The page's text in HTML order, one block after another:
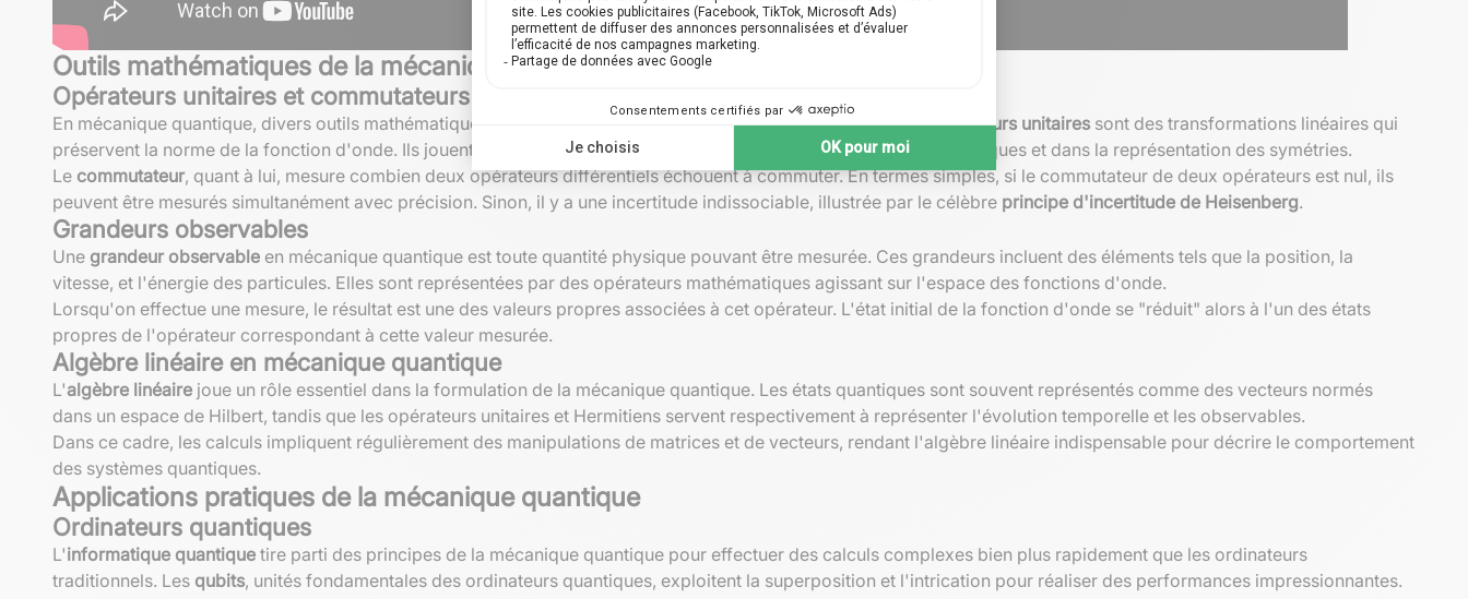
Outils mathématiques de la mécanique quantique
Opérateurs unitaires et commutateurs
En mécanique quantique, divers outils mathématiques sont utilisés pour manipuler des états quantiques. Lesopérateurs unitaires sont des transformations linéaires qui
préservent la norme de la fonction d'onde. Ils jouent un rôle crucial dans l'évolution temporelle des systèmes quantiques et dans la représentation des symétries.
Le commutateur, quant à lui, mesure combien deux opérateurs différentiels échouent à commuter. En termes simples, si le commutateur de deux opérateurs est nul, ils
peuvent être mesurés simultanément avec précision. Sinon, il y a une incertitude indissociable, illustrée par le célèbre principe d'incertitude de Heisenberg.
Grandeurs observables
Une grandeur observable en mécanique quantique est toute quantité physique pouvant être mesurée. Ces grandeurs incluent des éléments tels que la position, la
vitesse, et l'énergie des particules. Elles sont représentées par des opérateurs mathématiques agissant sur l'espace des fonctions d'onde.
Lorsqu'on effectue une mesure, le résultat est une des valeurs propres associées à cet opérateur. L'état initial de la fonction d'onde se "réduit" alors à l'un des états
propres de l'opérateur correspondant à cette valeur mesurée.
Algèbre linéaire en mécanique quantique
L'algèbre linéaire joue un rôle essentiel dans la formulation de la mécanique quantique. Les états quantiques sont souvent représentés comme des vecteurs normés
dans un espace de Hilbert, tandis que les opérateurs unitaires et Hermitiens servent respectivement à représenter l'évolution temporelle et les observables.
Dans ce cadre, les calculs impliquent régulièrement des manipulations de matrices et de vecteurs, rendant l'algèbre linéaire indispensable pour décrire le comportement
des systèmes quantiques.
Applications pratiques de la mécanique quantique
Ordinateurs quantiques
L'informatique quantique tire parti des principes de la mécanique quantique pour effectuer des calculs complexes bien plus rapidement que les ordinateurs
traditionnels. Les qubits, unités fondamentales des ordinateurs quantiques, exploitent la superposition et l'intrication pour réaliser des performances impressionnantes.